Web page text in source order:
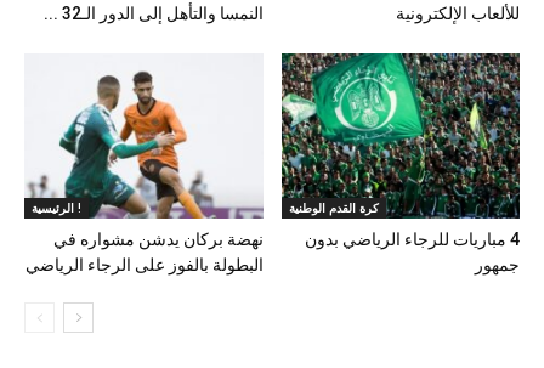
النمسا والتأهل إلى الدور الـ32 ...
للألعاب الإلكترونية
الرئيسية !
نهضة بركان يدشن مشواره في
البطولة بالفوز على الرجاء الرياضي
كرة القدم الوطنية
4 مباريات للرجاء الرياضي بدون
جمهور